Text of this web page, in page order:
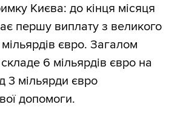
Києва: до кінця місяця
першу виплату з великого
євро. Загалом
6 мільярдів євро на
3 мільярди євро
допомоги.